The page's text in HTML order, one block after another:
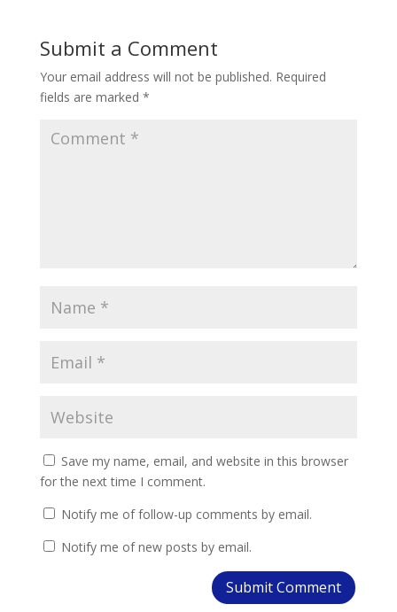
Submit a Comment
Your email address will not be published. Required
fields are marked *
Save my name, email, and website in this browser
for the next time I comment.
Notify me of follow-up comments by email.
Notify me of new posts by email.